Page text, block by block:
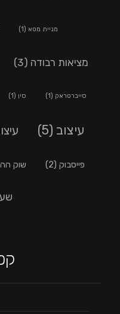
מניית מטא (1)
מציאות רבודה (3)
סייברטראק (1) סין (1)
עיצוב (5)
פייסבוק (2) שוק